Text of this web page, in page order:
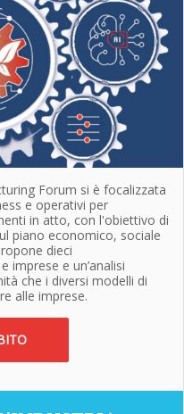
Forum si è focalizzata
e operativi per
in atto, con l'obiettivo di
piano economico, sociale
dieci
imprese e un’analisi
che i diversi modelli di
alle imprese.